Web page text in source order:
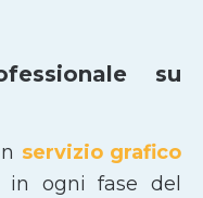
su
servizio grafico
in ogni fase del